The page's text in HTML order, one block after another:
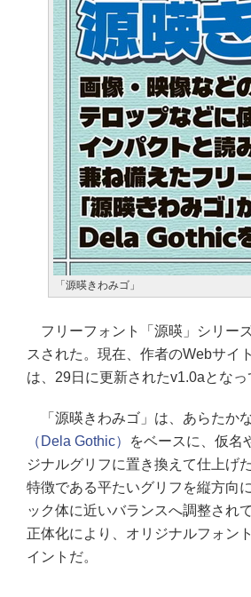
「源暎きわみゴ」
フリーフォント「源暎」シリー
スされた。現在、作者のWebサイ
は、29日に更新されたv1.0aとなっ
「源暎きわみゴ」は、あらたか
（Dela Gothic）
をベースに、仮名
ジナルグリフに置き換えて仕上げ
特徴である平たいグリフを縦方向
ック体に近いバランスへ調整され
正体化により、オリジナルフォン
イントだ。